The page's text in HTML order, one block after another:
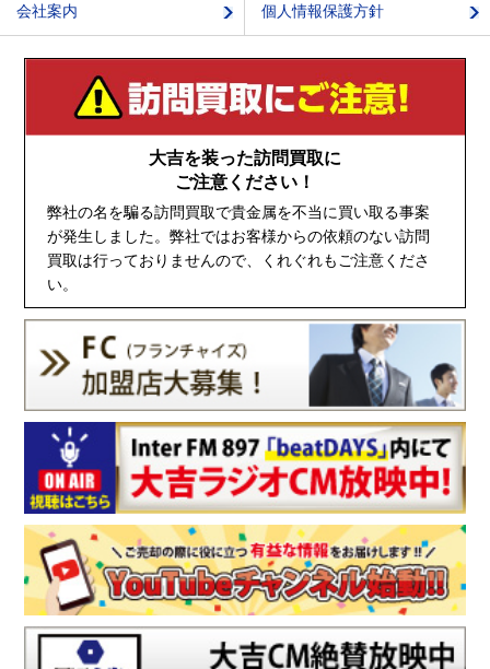
会社案内 個人情報保護方針
大吉を装った訪問買取に
ご注意ください！
弊社の名を騙る訪問買取で貴金属を不当に買い取る事案
が発生しました。弊社ではお客様からの依頼のない訪問
買取は行っておりませんので、くれぐれもご注意くださ
い。